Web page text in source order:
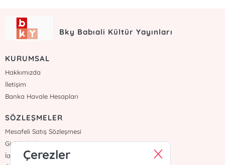
Bky Babıali Kültür Yayınları
KURUMSAL
Hakkımızda
İletişim
Banka Havale Hesapları
SÖZLEŞMELER
Mesafeli Satış Sözleşmesi
Gizlilik Sözleşmesi
İade ve Teslimat
Çerezler